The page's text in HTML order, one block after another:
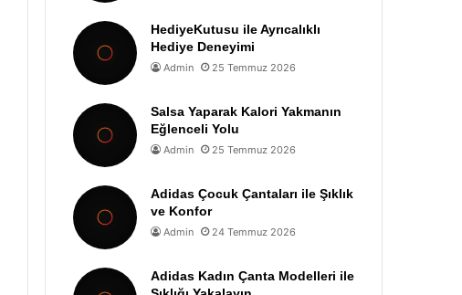
HediyeKutusu ile Ayrıcalıklı
Hediye Deneyimi
Admin 25 Temmuz 2026
Salsa Yaparak Kalori Yakmanın
Eğlenceli Yolu
Admin 25 Temmuz 2026
Adidas Çocuk Çantaları ile Şıklık
ve Konfor
Admin 24 Temmuz 2026
Adidas Kadın Çanta Modelleri ile